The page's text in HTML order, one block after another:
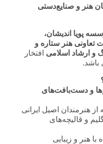
هنر و صنایع‌دستی
پویا اندیشان،
هنر ستاره و
و ارشاد اسلامی افتخار
باشد.
و دست‌بافت‌های
هنرمندان اصیل ایرانی
و قالیچه‌های
هنر و زیبایی